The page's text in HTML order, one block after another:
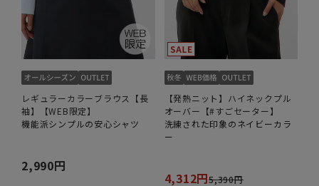
レギュラーカラーブラウス【長
袖】【WEB限定】
機能派シンプルの安心シャツ
2,990円
【発熱ニット】ハイネックプル
オーバー【#すごセーター】
洗練された印象のネイビーカラ
ー
4,312円5,390円